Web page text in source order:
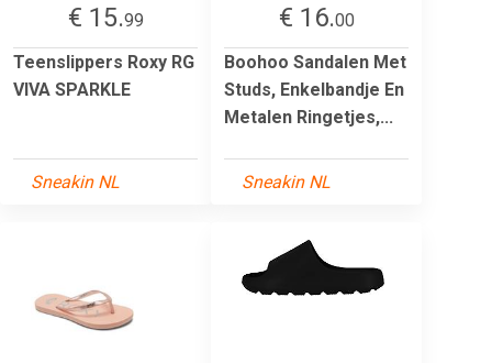
€ 15.99
Teenslippers Roxy RG
VIVA SPARKLE
Sneakin NL
€ 16.00
Boohoo Sandalen Met
Studs, Enkelbandje En
Metalen Ringetjes,...
Sneakin NL